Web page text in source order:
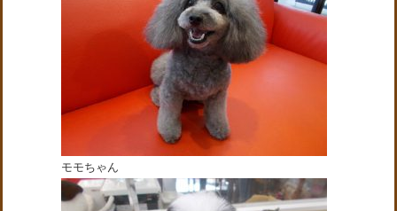
モモちゃん